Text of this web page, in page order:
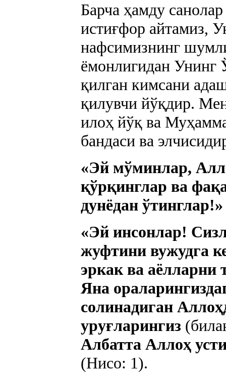
Барча ҳамду
истиғфор айтамиз,
нафсимизнинг
ёмонлигидан Унинг
қилган кимсани
қилувчи йўқдир.
илоҳ йўқ ва
бандаси ва
«Эй мўминлар,
қўрқинглар ва
дунёдан ўтинглар!»
«Эй инсонлар!
жуфтини вужудга
эркак ва аёлларни
Яна
солинадиган
уруғларингиз
Албатта Аллоҳ
(Нисо: 1).